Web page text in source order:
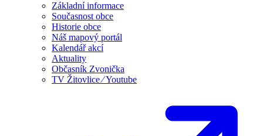
Základní informace
Současnost obce
Historie obce
Náš mapový portál
Kalendář akcí
Aktuality
Občasník Zvonička
TV Žitovlice ⁄ Youtube